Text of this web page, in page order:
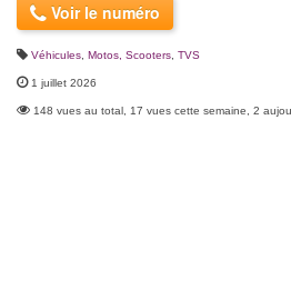
Voir le numéro
Véhicules Motos, Scooters TVS
1 juillet 2026
148 vues au total, 17 vues cette semaine, 2